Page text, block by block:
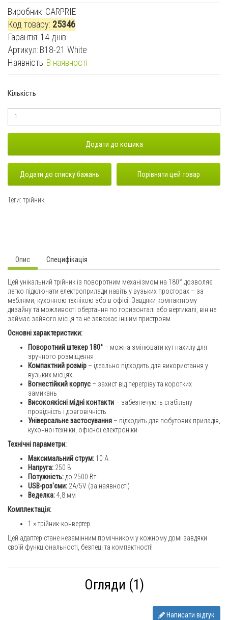
Виробник: CARPRIE
Код товару: 25346
Гарантiя: 14 днів
Артикул: B18-21 White
Наявність: В наявності
Кількість
Додати до кошика
Додати до списку бажань Порівняти цей товар
Теги: трійник
Опис Специфікація
Цей унікальний трійник із поворотним механізмом на 180° дозволяє
легко підключати електроприлади навіть у вузьких просторах – за
меблями, кухонною технікою або в офісі. Завдяки компактному
дизайну та можливості обертання по горизонталі або вертикалі, він не
займає зайвого місця та не заважає іншим пристроям.
Основні характеристики:
Поворотний штекер 180° – можна змінювати кут нахилу для
зручного розміщення
Компактний розмір – ідеально підходить для використання у
вузьких місцях
Вогнестійкий корпус – захист від перегріву та коротких
замикань
Високоякісні мідні контакти – забезпечують стабільну
провідність і довговічність
Універсальне застосування – підходить для побутових приладів,
кухонної техніки, офісної електроніки
Технічні параметри:
Максимальний струм: 10 A
Напруга: 250 В
Потужність:до 2500 Вт
USB-роз'єми: 2A/5V (за наявності)
Веделка:4,8 мм
Комплектація:
1 × трійник-конвертер
Цей адаптер стане незамінним помічником у кожному домі завдяки
своїй функціональності, безпеці та компактності!
Огляди (1)
Написати відгук